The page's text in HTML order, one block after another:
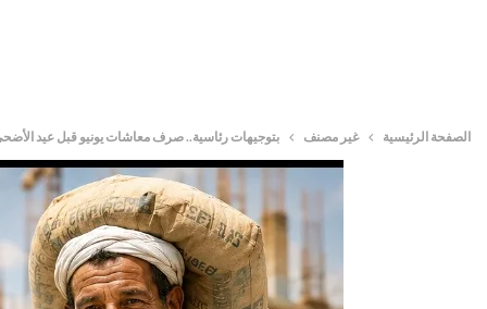
الصفحة الرئيسية غير مصنف بتوجيهات رئاسية.. صرف معاشات يونيو قبل عيد